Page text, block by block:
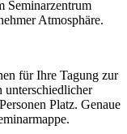
Seminarzentrum
Atmosphäre.
für Ihre Tagung zur
unterschiedlicher
Platz. Genaue